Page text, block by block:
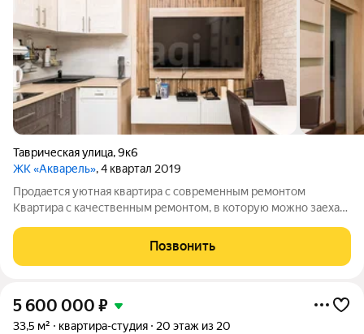
Таврическая улица,9к6
ЖК «Акварель», 4 квартал 2019
Продается уютная квартира с современным ремонтом
Квартира с качественным ремонтом, в которую можно заехать
помещениях уложен износостойкий ламинат 33 класса. В
санузле на полу и стенах выполнена
Позвонить
5 600 000 ₽
33,5 м² квартира-студия 20 этаж из 20